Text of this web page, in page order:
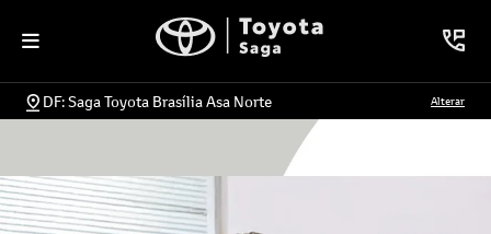
DF: Saga Toyota Brasília Asa Norte Alterar